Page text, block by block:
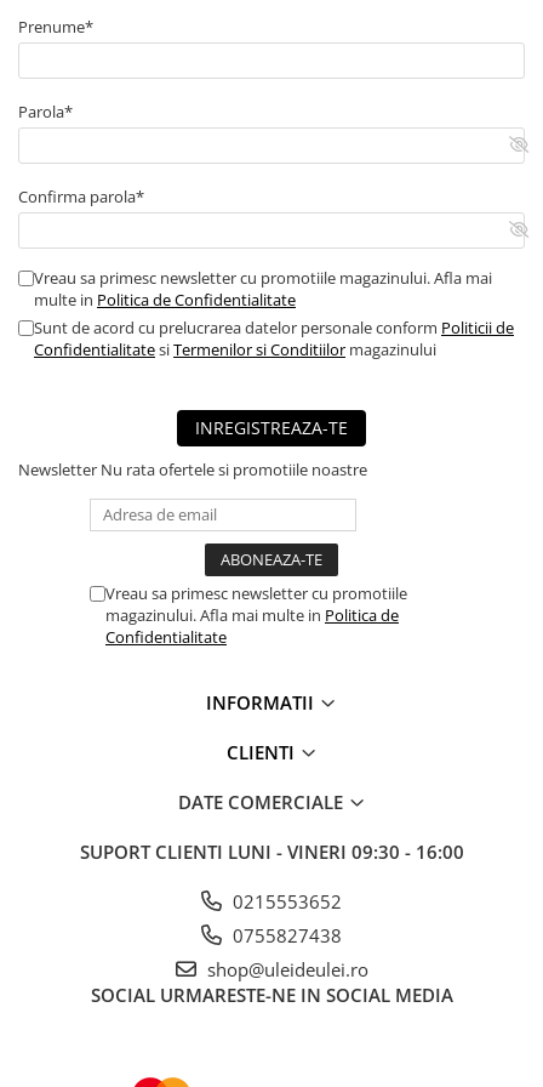
Prenume*
Parola*
Confirma parola*
Vreau sa primesc newsletter cu promotiile magazinului. Afla mai
multe in Politica de Confidentialitate
Sunt de acord cu prelucrarea datelor personale conform Politicii de
ConfidentialitatesiTermenilor si Conditiilor magazinului
INREGISTREAZA-TE
Newsletter Nu rata ofertele si promotiile noastre
Vreau sa primesc newsletter cu promotiile
magazinului. Afla mai multe in Politica de
Confidentialitate
INFORMATII
CLIENTI
DATE COMERCIALE
SUPORT CLIENTI LUNI - VINERI 09:30 - 16:00
0215553652
0755827438
shop@uleideulei.ro
SOCIAL URMARESTE-NE IN SOCIAL MEDIA